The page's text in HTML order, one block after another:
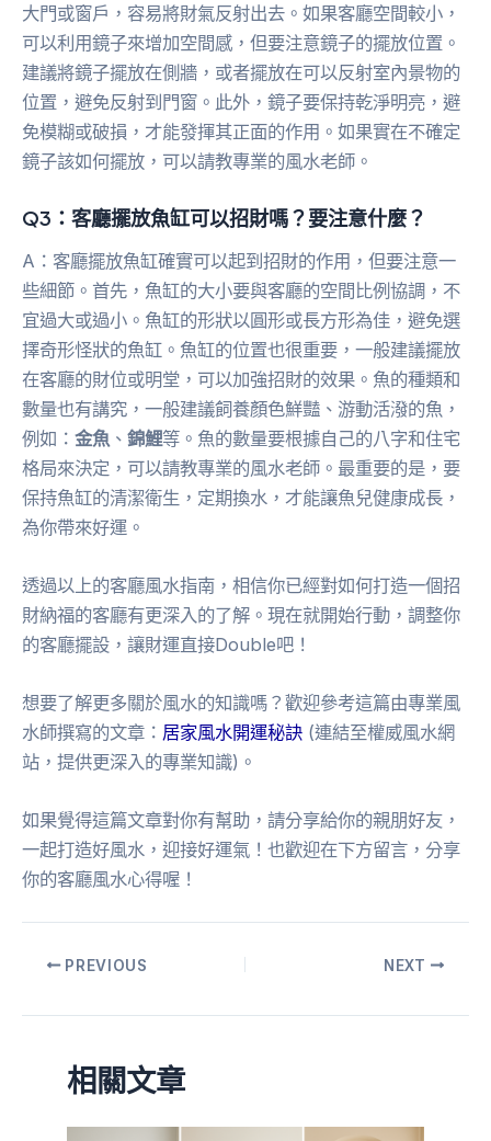
大門或窗戶，容易將財氣反射出去。如果客廳空間較小，
可以利用鏡子來增加空間感，但要注意鏡子的擺放位置。
建議將鏡子擺放在側牆，或者擺放在可以反射室內景物的
位置，避免反射到門窗。此外，鏡子要保持乾淨明亮，避
免模糊或破損，才能發揮其正面的作用。如果實在不確定
鏡子該如何擺放，可以請教專業的風水老師。
Q3：客廳擺放魚缸可以招財嗎？要注意什麼？
A：客廳擺放魚缸確實可以起到招財的作用，但要注意一
些細節。首先，魚缸的大小要與客廳的空間比例協調，不
宜過大或過小。魚缸的形狀以圓形或長方形為佳，避免選
擇奇形怪狀的魚缸。魚缸的位置也很重要，一般建議擺放
在客廳的財位或明堂，可以加強招財的效果。魚的種類和
數量也有講究，一般建議飼養顏色鮮豔、游動活潑的魚，
例如： 金魚 、 錦鯉等。魚的數量要根據自己的八字和住宅
格局來決定，可以請教專業的風水老師。最重要的是，要
保持魚缸的清潔衛生，定期換水，才能讓魚兒健康成長，
為你帶來好運。
透過以上的客廳風水指南，相信你已經對如何打造一個招
財納福的客廳有更深入的了解。現在就開始行動，調整你
的客廳擺設，讓財運直接Double吧！
想要了解更多關於風水的知識嗎？歡迎參考這篇由專業風
水師撰寫的文章： 居家風水開運秘訣 (連結至權威風水網
站，提供更深入的專業知識)。
如果覺得這篇文章對你有幫助，請分享給你的親朋好友，
一起打造好風水，迎接好運氣！也歡迎在下方留言，分享
你的客廳風水心得喔！
PREVIOUS NEXT
相關文章